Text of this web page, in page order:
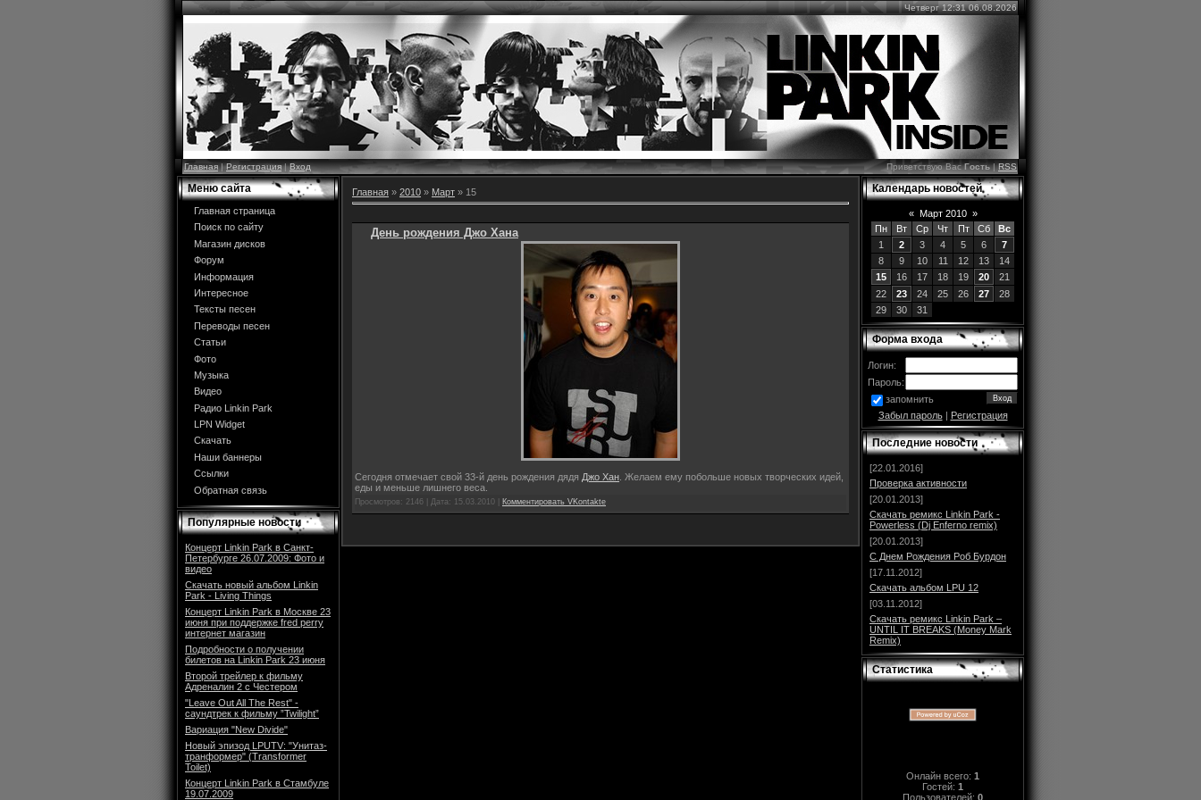
Четверг 12:31 06.08.2026
Главная|Регистрация|Вход Приветствую ВасГость|RSS
Меню сайта
Главная страница
Поиск по сайту
Магазин дисков
Форум
Информация
Интересное
Тексты песен
Переводы песен
Статьи
Фото
Музыка
Видео
Радио Linkin Park
LPN Widget
Скачать
Наши баннеры
Ссылки
Обратная связь
Популярные новости
Концерт Linkin Park в Санкт-
Петербурге 26.07.2009: Фото и
видео
Скачать новый альбом Linkin
Park - Living Things
Концерт Linkin Park в Москве 23
июня при поддержке fred perry
интернет магазин
Подробности о получении
билетов на Linkin Park 23 июня
Второй трейлер к фильму
Адреналин 2 с Честером
"Leave Out All The Rest" -
саундтрек к фильму ”Twilight”
Вариация "New Divide"
Новый эпизод LPUTV: "Унитаз-
транформер" (Transformer
Toilet)
Концерт Linkin Park в Стамбуле
19.07.2009
Главная » 2010 » Март » 15
День рождения Джо Хана
Сегодня отмечает свой 33-й день рождения дядя Джо Хан . Желаем ему побольше новых творческих идей,
еды и меньше лишнего веса.
Просмотров: 2146 | Дата: 15.03.2010 Комментировать VKontakte
Календарь новостей
« Март 2010 »
Пн
Вт Ср Чт Пт Сб
Вс
1
2 3 4 5 6
7
8
9 10 11 12 13
14
15
16 17 18 19 20
21
22
23 24 25 26 27
28
29
30 31
Форма входа
Логин:
Пароль:
запомнить
Забыл пароль| Регистрация
Последние новости
[22.01.2016]
Проверка активности
[20.01.2013]
Скачать ремикс Linkin Park -
Powerless (Dj Enferno remix)
[20.01.2013]
С Днем Рождения Роб Бурдон
[17.11.2012]
Скачать альбом LPU 12
[03.11.2012]
Скачать ремикс Linkin Park –
UNTIL IT BREAKS (Money Mark
Remix)
Статистика
Онлайн всего: 1
Гостей: 1
Пользователей: 0